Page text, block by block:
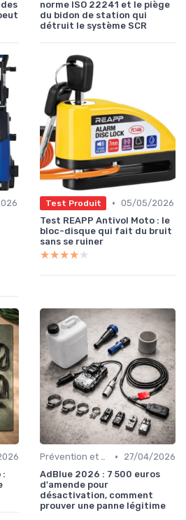
norme ISO 22241 et le piège
du bidon de station qui
détruit le système SCR
Test Produit • 05/05/2026
Test REAPP Antivol Moto : le
bloc-disque qui fait du bruit
sans se ruiner
★★★★★
★★★★★
:
Prévention et Diagnostic des Pannes •
27/04/2026
AdBlue 2026 : 7 500 euros
d'amende pour
désactivation, comment
prouver une panne légitime